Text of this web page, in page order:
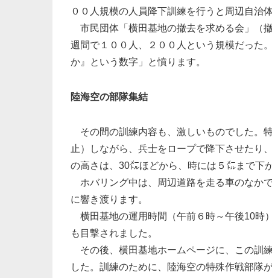
００人規模の人員降下訓練を行うと周辺自治
市民団体「横田基地の撤去を求める会」（
週間で１００人、２００人という規模だった
か』という数字」と憤ります。
陸海空の部隊集結
その間の訓練内容も、激しいものでした。
止）しながら、兵士をロープで降下させたり
の高さは、30㍍ほどから、時には５㍍まで下
ホバリング中は、周辺道路を走る車のなか
に響き渡ります。
横田基地の運用時間（午前６時～午後10時
も目撃されました。
その後、横田基地ホームページに、この訓
した。訓練のために、陸海空の特殊作戦部隊